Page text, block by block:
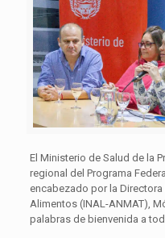
El Ministerio de Salud de la
regional del Programa
encabezado por la
Alimentos (INAL-ANMAT),
palabras de bienvenida a